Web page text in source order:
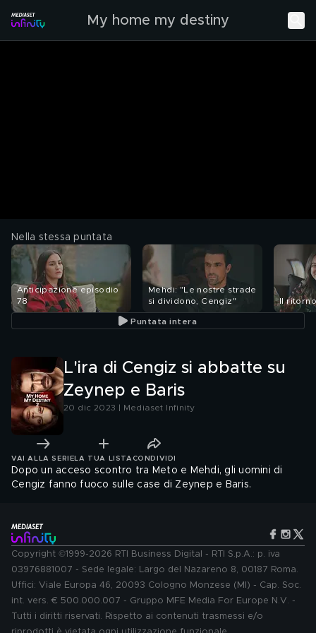
My home my destiny
Nella stessa puntata
Anticipazione episodio
78
Mehdi: "Le nostre strade
si dividono, Cengiz"
Il
Puntata intera
L'ira di Cengiz si abbatte su
Zeynep e Baris
20 dic 2023 | Mediaset Infinity
VAI ALLA SERIE LA TUA LISTA CONDIVIDI
Dopo un acceso scontro tra Meto e Mehdi, gli uomini di
Cengiz fanno fuoco sulle case di Zeynep e Baris.
Copyright ©1999-2026 RTI Business Digital - RTI S.p.A.: p. iva
03976881007 - Sede legale: Largo del Nazareno 8, 00187 Roma.
Uffici: Viale Europa 46, 20093 Cologno Monzese (MI) - Cap. Soc.
int. vers. € 500.000.007 - Gruppo MFE Media For Europe N.V. -
Tutti i diritti riservati. Rispetto ai contenuti trasmessi e/o